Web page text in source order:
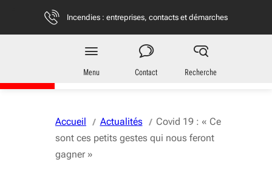
Vous naviguez en mode anonymisé,
Incendies : entreprises, contacts et démarches
Région
Nouvelle-Aquitaine
Menu Contact Recherche
Accueil Actualités
Covid 19 : « Ce
sont ces petits gestes qui nous feront
gagner »